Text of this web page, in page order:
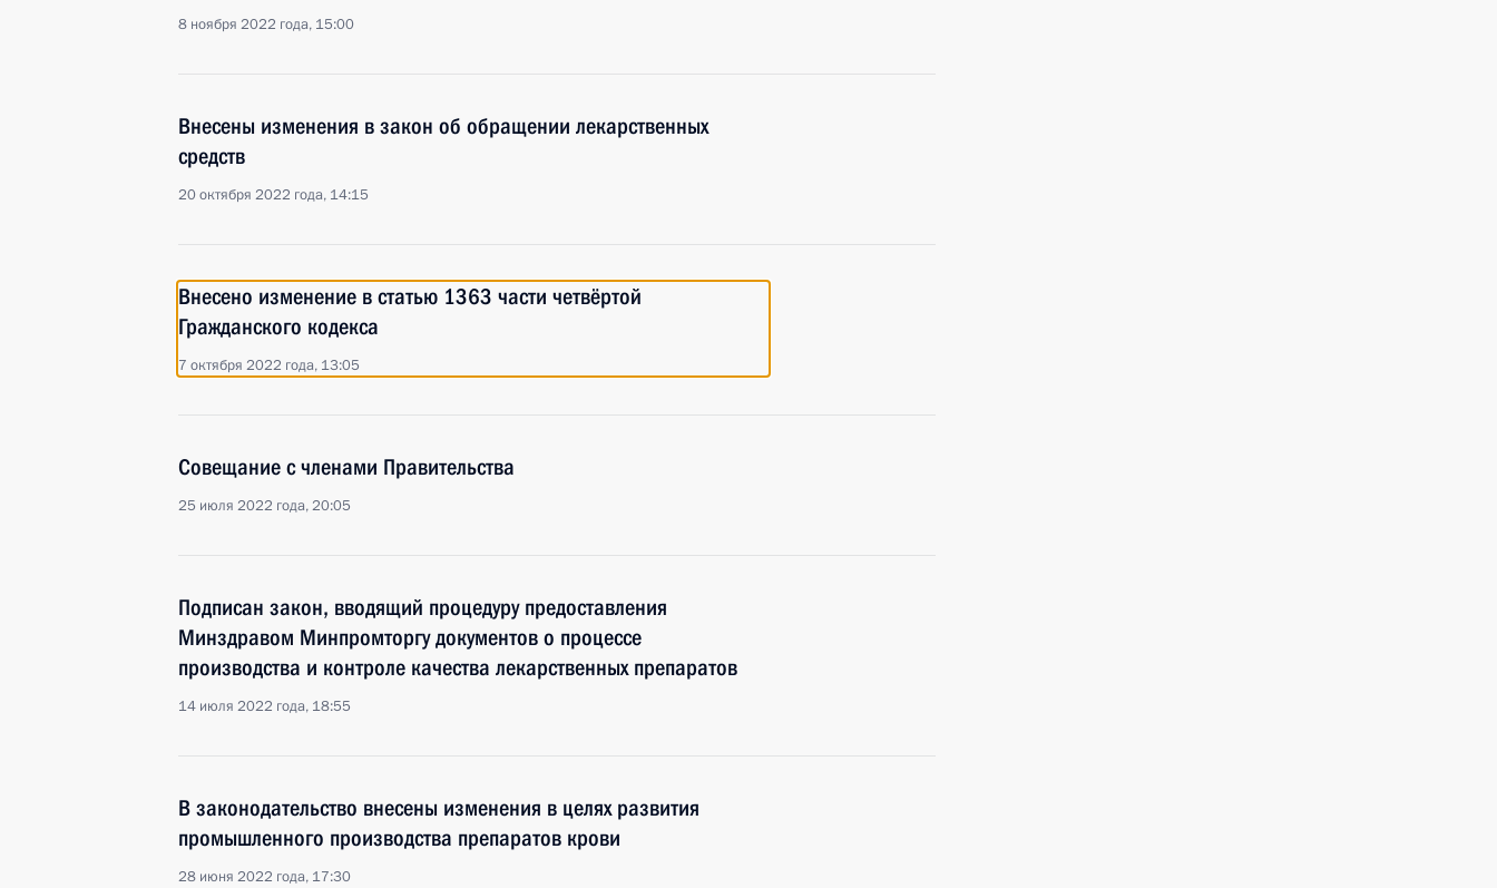
8 ноября 2022 года, 15:00
Внесены изменения в закон об обращении лекарственных
средств
20 октября 2022 года, 14:15
Внесено изменение в статью 1363 части четвёртой
Гражданского кодекса
7 октября 2022 года, 13:05
Совещание с членами Правительства
25 июля 2022 года, 20:05
Подписан закон, вводящий процедуру предоставления
Минздравом Минпромторгу документов о процессе
производства и контроле качества лекарственных препаратов
14 июля 2022 года, 18:55
В законодательство внесены изменения в целях развития
промышленного производства препаратов крови
28 июня 2022 года, 17:30